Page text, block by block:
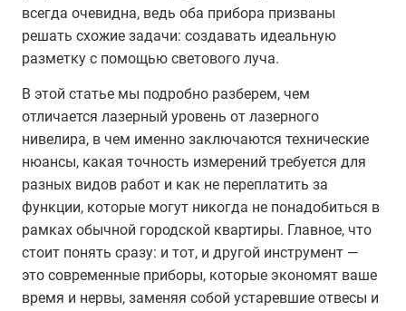
всегда очевидна, ведь оба прибора призваны
решать схожие задачи: создавать идеальную
разметку с помощью светового луча.
В этой статье мы подробно разберем, чем
отличается лазерный уровень от лазерного
нивелира, в чем именно заключаются технические
нюансы, какая точность измерений требуется для
разных видов работ и как не переплатить за
функции, которые могут никогда не понадобиться в
рамках обычной городской квартиры. Главное, что
стоит понять сразу: и тот, и другой инструмент —
это современные приборы, которые экономят ваше
время и нервы, заменяя собой устаревшие отвесы и